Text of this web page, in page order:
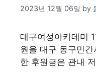
2023년 12월 06일 by
대구여성아카데미
원을 대구 동구민
한 후원금은 관내